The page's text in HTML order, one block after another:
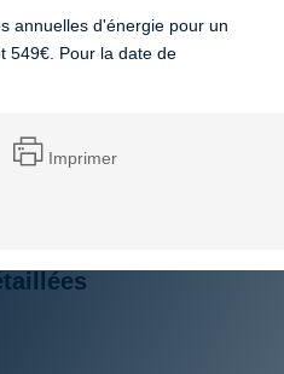
annuelles d'énergie pour un
549€. Pour la date de
Imprimer